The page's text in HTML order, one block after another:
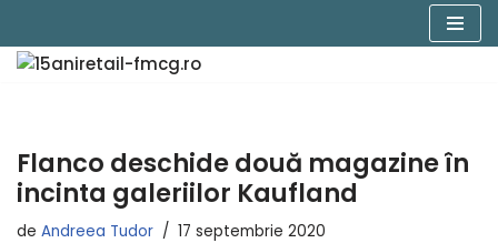
Sari
Flanco deschide două magazine în
incinta galeriilor Kaufland
de Andreea Tudor 17 septembrie 2020